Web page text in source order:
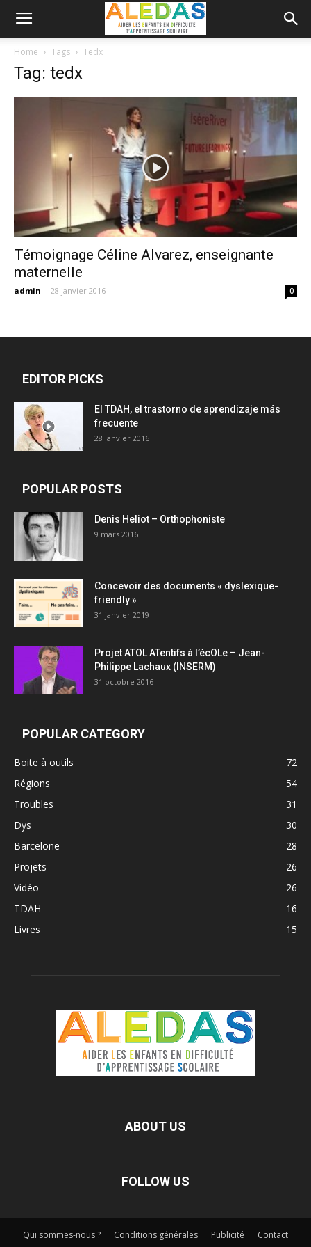
Home Tags Tedx
Tag: tedx
Témoignage Céline Alvarez, enseignante
maternelle
admin - 28 janvier 2016 0
EDITOR PICKS
El TDAH, el trastorno de aprendizaje más
frecuente
28 janvier 2016
POPULAR POSTS
Denis Heliot – Orthophoniste
9 mars 2016
Concevoir des documents « dyslexique-
friendly »
31 janvier 2019
Projet ATOL ATentifs à l’écOLe – Jean-
Philippe Lachaux (INSERM)
31 octobre 2016
POPULAR CATEGORY
Boite à outils
72
Régions
54
Troubles
31
Dys
30
Barcelone
28
Projets
26
Vidéo
26
TDAH
16
Livres
15
ABOUT US
FOLLOW US
Qui sommes-nous ? Conditions générales Publicité Contact